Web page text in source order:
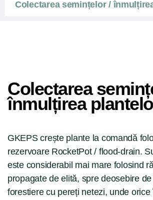
Colectarea semințelor /
Colectarea
înmulțirea
GKEPS crește plante la comandă
rezervoare RocketPot / flood-drain.
este considerabil mai mare folosind
propagate de elită, spre deosebire
forestiere cu pereți netezi, unde